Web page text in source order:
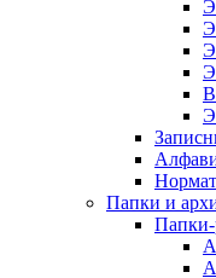
Папки и
Папки-